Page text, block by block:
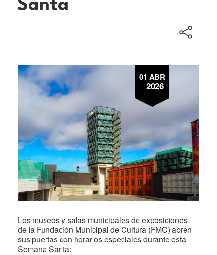
Santa
01 ABR
2026
Los museos y salas municipales de exposiciones
de la Fundación Municipal de Cultura (FMC) abren
sus puertas con horarios especiales durante esta
Semana Santa: